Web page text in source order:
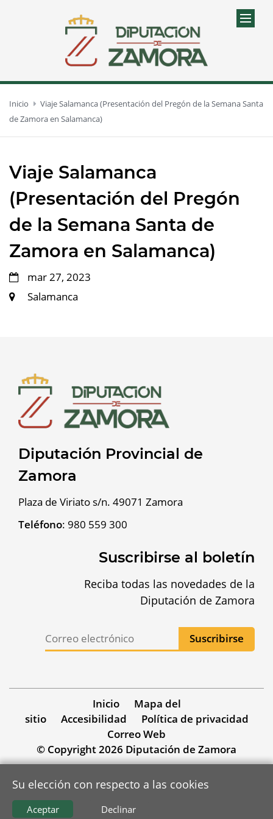
Inicio
Viaje Salamanca (Presentación del Pregón de la Semana Santa
de Zamora en Salamanca)
Viaje Salamanca
(Presentación del Pregón
de la Semana Santa de
Zamora en Salamanca)
mar 27, 2023
Salamanca
Diputación Provincial de
Zamora
Plaza de Viriato s/n. 49071 Zamora
Teléfono: 980 559 300
Suscribirse al boletín
Reciba todas las novedades de la
Diputación de Zamora
Inicio
Mapa del
sitio
Accesibilidad
Política de privacidad
Correo Web
© Copyright 2026 Diputación de Zamora
Su elección con respecto a las cookies
Declinar
Aceptar